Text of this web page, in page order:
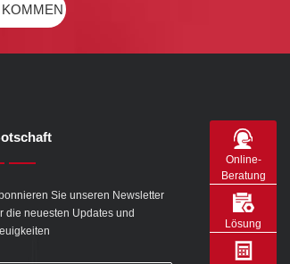
Sie unseren Newsletter
die neuesten Updates und
Online-
Beratung
Lösung